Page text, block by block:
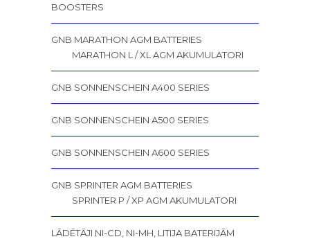
BOOSTERS
GNB MARATHON AGM BATTERIES
MARATHON L / XL AGM AKUMULATORI
GNB SONNENSCHEIN A400 SERIES
GNB SONNENSCHEIN A500 SERIES
GNB SONNENSCHEIN A600 SERIES
GNB SPRINTER AGM BATTERIES
SPRINTER P / XP AGM AKUMULATORI
LĀDĒTĀJI NI-CD, NI-MH, LITIJA BATERIJĀM